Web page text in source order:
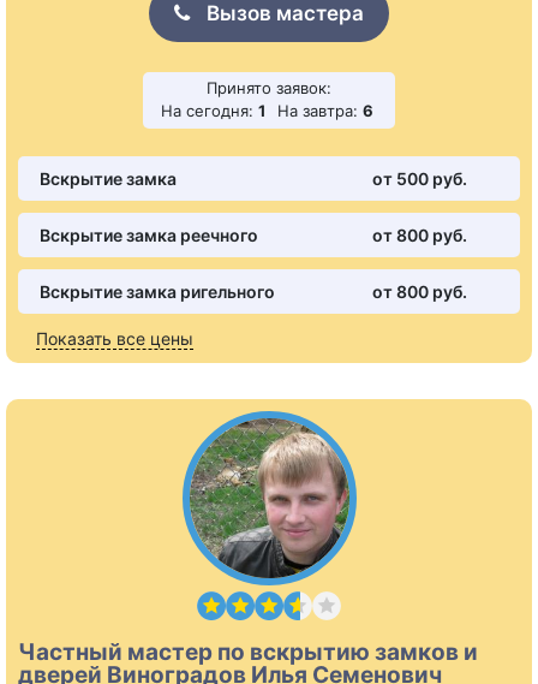
Вызов мастера
Принято заявок:
На сегодня: 1 На завтра: 6
Вскрытие замка от 500 pуб.
Вскрытие замка реечного от 800 pуб.
Вскрытие замка ригельного от 800 pуб.
Показать все цены
Частный мастер по вскрытию замков и
дверей Виноградов Илья Семенович